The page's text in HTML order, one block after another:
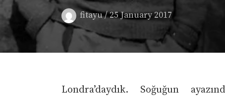
fitayu/25 January 2017
Londra’daydık. Soğuğun